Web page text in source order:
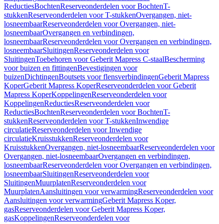
ReductiesBochtenReserveonderdelen voor BochtenT-
stukkenReserveonderdelen voor T-stukkenOvergangen, niet-
losneembaarReserveonderdelen voor Overgangen, niet-
losneembaarOvergangen en verbindingen,
losneembaarReserveonderdelen voor Overgangen en verbindingen,
losneembaarSluitingenReserveonderdelen voor
SluitingenToebehoren voor Geberit Mapress C-staalBescherming
voor buizen en fittingenBevestigingen voor
buizenDichtingenBoutsets voor flensverbindingenGeberit Mapress
KoperGeberit Mapress KoperReserveonderdelen voor Geberit
Mapress KoperKoppelingenReserveonderdelen voor
KoppelingenReductiesReserveonderdelen voor
ReductiesBochtenReserveonderdelen voor BochtenT-
stukkenReserveonderdelen voor T-stukkenInwendige
circulatieReserveonderdelen voor Inwendige
circulatieKruisstukkenReserveonderdelen voor
KruisstukkenOvergangen, niet-losneembaarReserveonderdelen voor
Overgangen, niet-losneembaarOvergangen en verbindingen,
losneembaarReserveonderdelen voor Overgangen en verbindingen,
losneembaarSluitingenReserveonderdelen voor
SluitingenMuurplatenReserveonderdelen voor
MuurplatenAansluitingen voor verwarmingReserveonderdelen voor
Aansluitingen voor verwarmingGeberit Mapress Koper,
gasReserveonderdelen voor Geberit Mapress Koper,
gasKoppelingenReserveonderdelen voor